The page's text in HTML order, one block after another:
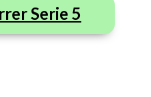
Serie 5